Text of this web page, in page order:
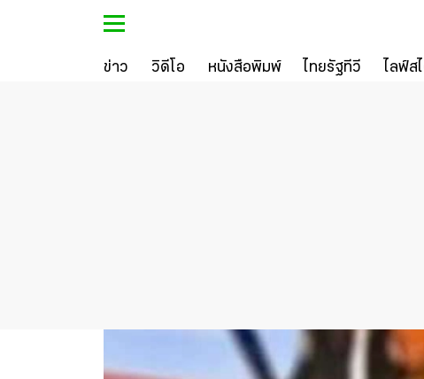
ข่าว วิดีโอ หนังสือพิมพ์ ไทยรัฐทีวี ไลฟ์ส